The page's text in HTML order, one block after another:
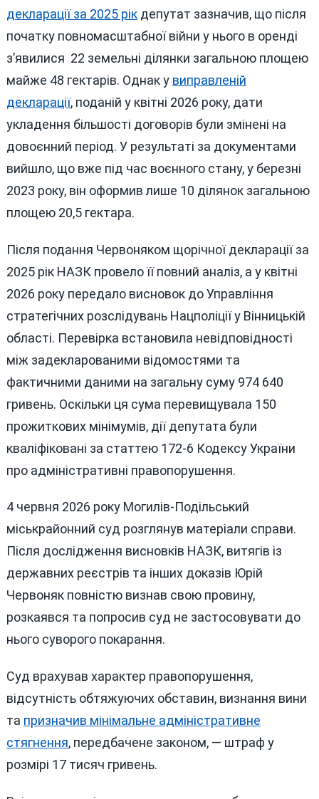
декларації за 2025 рікдепутат зазначив, що після
початку повномасштабної війни у нього в оренді
з’явилися 22 земельні ділянки загальною площею
майже 48 гектарів. Однак у виправленій
декларації, поданій у квітні 2026 року, дати
укладення більшості договорів були змінені на
довоєнний період. У результаті за документами
вийшло, що вже під час воєнного стану, у березні
2023 року, він оформив лише 10 ділянок загальною
площею 20,5 гектара.
Після подання Червоняком щорічної декларації за
2025 рік НАЗК провело її повний аналіз, а у квітні
2026 року передало висновок до Управління
стратегічних розслідувань Нацполіції у Вінницькій
області. Перевірка встановила невідповідності
між задекларованими відомостями та
фактичними даними на загальну суму 974 640
гривень. Оскільки ця сума перевищувала 150
прожиткових мінімумів, дії депутата були
кваліфіковані за статтею 172-6 Кодексу України
про адміністративні правопорушення.
4 червня 2026 року Могилів-Подільський
міськрайонний суд розглянув матеріали справи.
Після дослідження висновків НАЗК, витягів із
державних реєстрів та інших доказів Юрій
Червоняк повністю визнав свою провину,
розкаявся та попросив суд не застосовувати до
нього суворого покарання.
Суд врахував характер правопорушення,
відсутність обтяжуючих обставин, визнання вини
та призначив мінімальне адміністративне
стягнення, передбачене законом, — штраф у
розмірі 17 тисяч гривень.